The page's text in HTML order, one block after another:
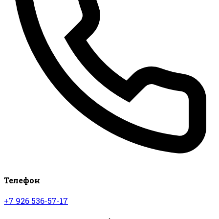
Телефон
+7 926 536-57-17